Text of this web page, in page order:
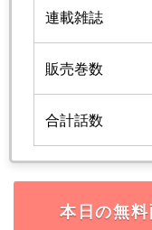
連載雑誌
販売巻数
合計話数
本日の無